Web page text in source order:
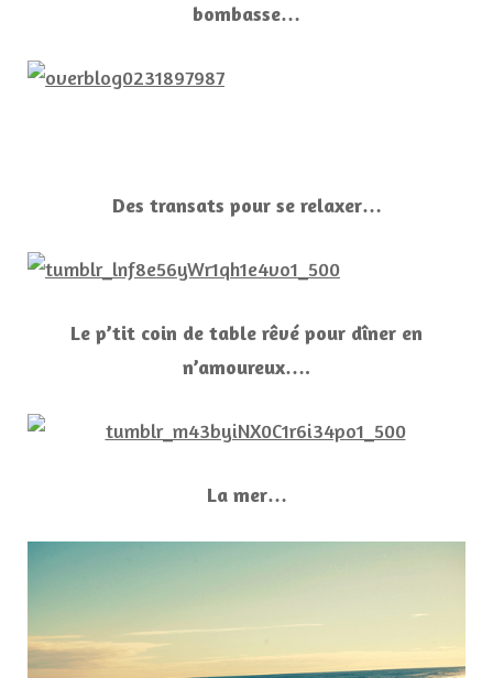
bombasse…
Des transats pour se relaxer…
Le p’tit coin de table rêvé pour dîner en
n’amoureux….
La mer…